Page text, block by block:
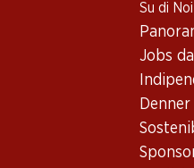
Su di Noi
Jobs
Denner
Mauler Cordon Or Extra Dry